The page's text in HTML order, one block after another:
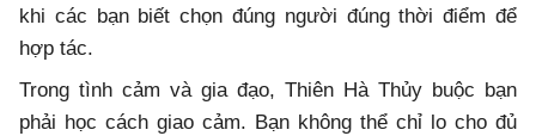
khi các bạn biết chọn đúng người đúng thời điểm để
hợp tác.
Trong tình cảm và gia đạo, Thiên Hà Thủy buộc bạn
phải học cách giao cảm. Bạn không thể chỉ lo cho đủ